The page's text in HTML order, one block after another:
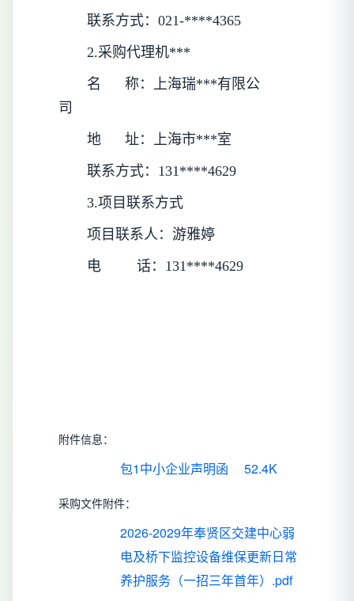
联系方式： 021-****4365
2.采购代理机***
名      称： 上海瑞***有限公
司
地      址： 上海市***室
联系方式： 131****4629
3.项目联系方式
项目联系人： 游雅婷
电         话： 131****4629
附件信息：
包1中小企业声明函 52.4K
采购文件附件：
2026-2029年奉贤区交建中心弱
电及桥下监控设备维保更新日常
养护服务（一招三年首年）.pdf